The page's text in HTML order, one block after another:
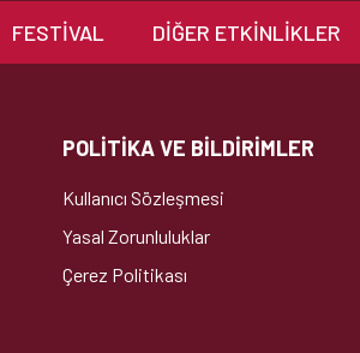
FESTİVAL DIĞER ETKINLIKLER
POLİTİKA VE BİLDİRİMLER
Kullanıcı Sözleşmesi
Yasal Zorunluluklar
Çerez Politikası